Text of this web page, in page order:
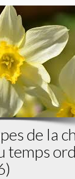
de la
temps